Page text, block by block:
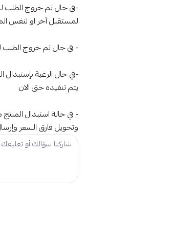
لمستقبل آخر او لنفس
- في حال تم خروج الطلب
-في حال الرغبة
يتم تنفيذه حتى الان
- في حالة استبدال
وتحويل فارق السعر